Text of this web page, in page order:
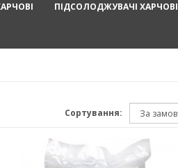
ПІДСОЛОДЖУВАЧІ ХАРЧОВІ
Сортування: